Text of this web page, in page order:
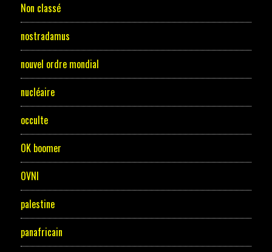
Non classé
nostradamus
nouvel ordre mondial
nucléaire
occulte
OK boomer
OVNI
palestine
panafricain